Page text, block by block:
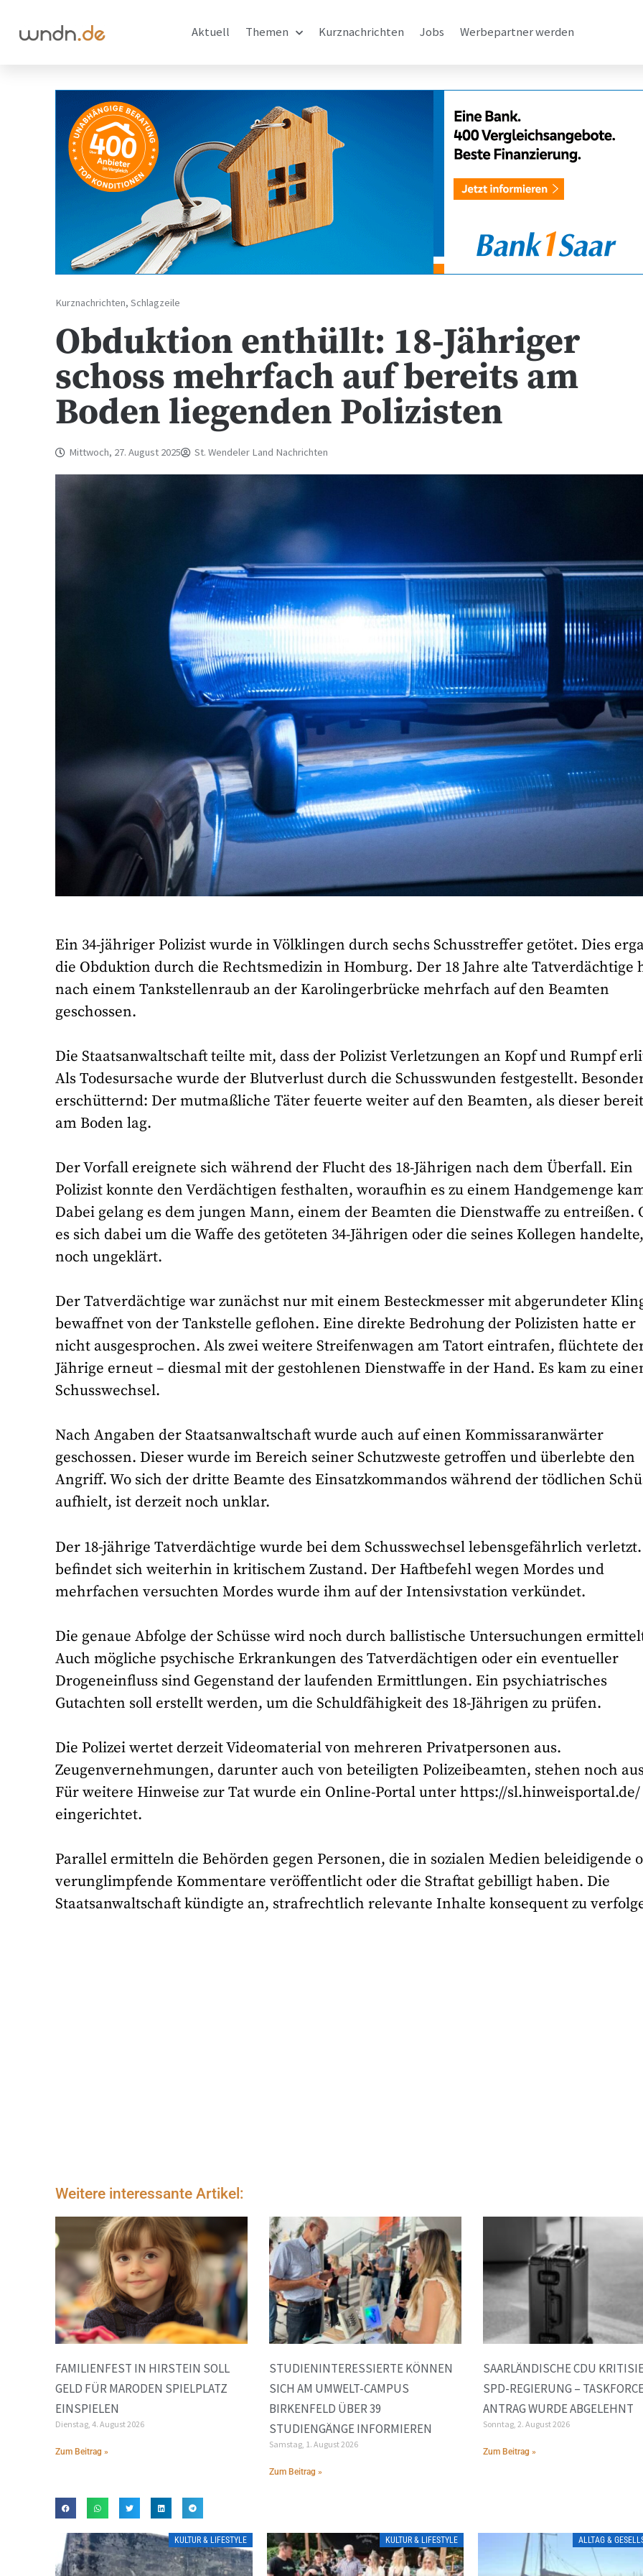
Aktuell Themen Kurznachrichten Jobs Werbepartner werden
Kurznachrichten,Schlagzeile
Obduktion enthüllt: 18-Jähriger
schoss mehrfach auf bereits am
Boden liegenden Polizisten
Mittwoch, 27. August 2025 St. Wendeler Land Nachrichten
Ein 34-jähriger Polizist wurde in Völklingen durch sechs Schusstreffer getötet. Dies
die Obduktion durch die Rechtsmedizin in Homburg. Der 18 Jahre alte Tatverdächtige
nach einem Tankstellenraub an der Karolingerbrücke mehrfach auf den Beamten
geschossen.
Die Staatsanwaltschaft teilte mit, dass der Polizist Verletzungen an Kopf und Rumpf
Als Todesursache wurde der Blutverlust durch die Schusswunden festgestellt.
erschütternd: Der mutmaßliche Täter feuerte weiter auf den Beamten, als dieser
am Boden lag.
Der Vorfall ereignete sich während der Flucht des 18-Jährigen nach dem Überfall. Ein
Polizist konnte den Verdächtigen festhalten, woraufhin es zu einem Handgemenge
Dabei gelang es dem jungen Mann, einem der Beamten die Dienstwaffe zu entreißen.
es sich dabei um die Waffe des getöteten 34-Jährigen oder die seines Kollegen
noch ungeklärt.
Der Tatverdächtige war zunächst nur mit einem Besteckmesser mit abgerundeter
bewaffnet von der Tankstelle geflohen. Eine direkte Bedrohung der Polizisten hatte er
nicht ausgesprochen. Als zwei weitere Streifenwagen am Tatort eintrafen, flüchtete
Jährige erneut – diesmal mit der gestohlenen Dienstwaffe in der Hand. Es kam zu
Schusswechsel.
Nach Angaben der Staatsanwaltschaft wurde auch auf einen Kommissaranwärter
geschossen. Dieser wurde im Bereich seiner Schutzweste getroffen und überlebte den
Angriff. Wo sich der dritte Beamte des Einsatzkommandos während der tödlichen
aufhielt, ist derzeit noch unklar.
Der 18-jährige Tatverdächtige wurde bei dem Schusswechsel lebensgefährlich
befindet sich weiterhin in kritischem Zustand. Der Haftbefehl wegen Mordes und
mehrfachen versuchten Mordes wurde ihm auf der Intensivstation verkündet.
Die genaue Abfolge der Schüsse wird noch durch ballistische Untersuchungen
Auch mögliche psychische Erkrankungen des Tatverdächtigen oder ein eventueller
Drogeneinfluss sind Gegenstand der laufenden Ermittlungen. Ein psychiatrisches
Gutachten soll erstellt werden, um die Schuldfähigkeit des 18-Jährigen zu prüfen.
Die Polizei wertet derzeit Videomaterial von mehreren Privatpersonen aus.
Zeugenvernehmungen, darunter auch von beteiligten Polizeibeamten, stehen noch
Für weitere Hinweise zur Tat wurde ein Online-Portal unter https://sl.hinweisportal.de/
eingerichtet.
Parallel ermitteln die Behörden gegen Personen, die in sozialen Medien beleidigende
verunglimpfende Kommentare veröffentlicht oder die Straftat gebilligt haben. Die
Staatsanwaltschaft kündigte an, strafrechtlich relevante Inhalte konsequent zu
Weitere interessante Artikel:
FAMILIENFEST IN HIRSTEIN SOLL
GELD FÜR MARODEN SPIELPLATZ
EINSPIELEN
Dienstag, 4. August 2026
Zum Beitrag »
STUDIENINTERESSIERTE KÖNNEN
SICH AM UMWELT-CAMPUS
BIRKENFELD ÜBER 39
STUDIENGÄNGE INFORMIEREN
Samstag, 1. August 2026
Zum Beitrag »
SAARLÄNDISCHE CDU
SPD-REGIERUNG –
ANTRAG WURDE ABGELEHNT
Sonntag, 2. August 2026
Zum Beitrag »
KULTUR & LIFESTYLE KULTUR & LIFESTYLE ALLTAG &